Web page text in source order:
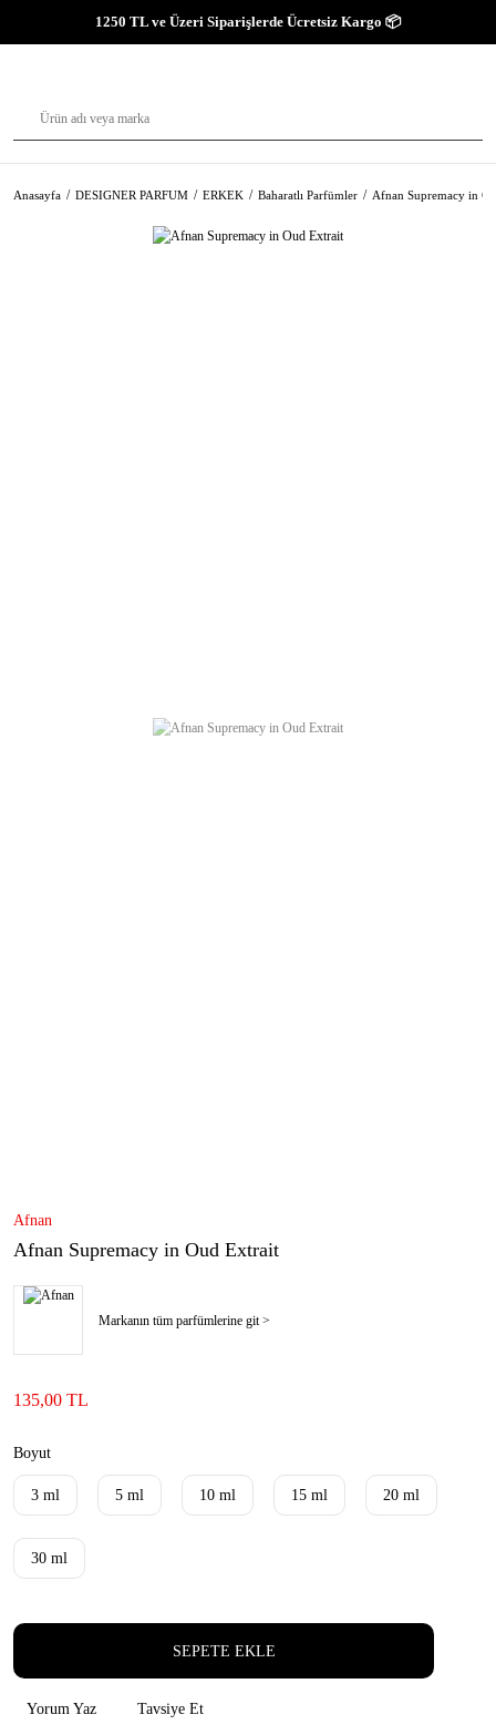
1250 TL ve Üzeri Siparişlerde Ücretsiz Kargo 📦
Anasayfa DESIGNER PARFUM ERKEK Baharatlı Parfümler Afnan Supremacy in
Afnan
Afnan Supremacy in Oud Extrait
Markanın tüm parfümlerine git >
135,00 TL
Boyut
3 ml 5 ml 10 ml 15 ml 20 ml
30 ml
SEPETE EKLE
Yorum Yaz Tavsiye Et